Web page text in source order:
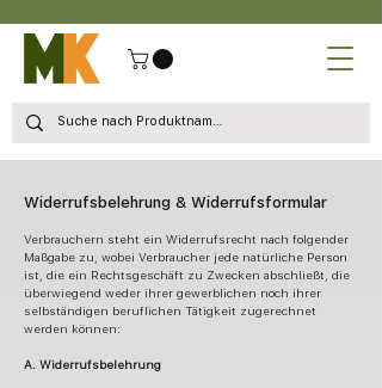
Widerrufsbelehrung & Widerrufsformular
Verbrauchern steht ein Widerrufsrecht nach folgender
Maßgabe zu, wobei Verbraucher jede natürliche Person
ist, die ein Rechtsgeschäft zu Zwecken abschließt, die
überwiegend weder ihrer gewerblichen noch ihrer
selbständigen beruflichen Tätigkeit zugerechnet
werden können:
A. Widerrufsbelehrung